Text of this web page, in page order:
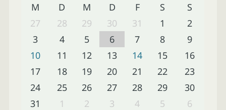
M D M D F S
S
27
28 29 30 31 1
2
3
4 5 6 7 8
9
10
11 12 13 14 15
16
17
18 19 20 21 22
23
24
25 26 27 28 29
30
31
1 2 3 4 5 6